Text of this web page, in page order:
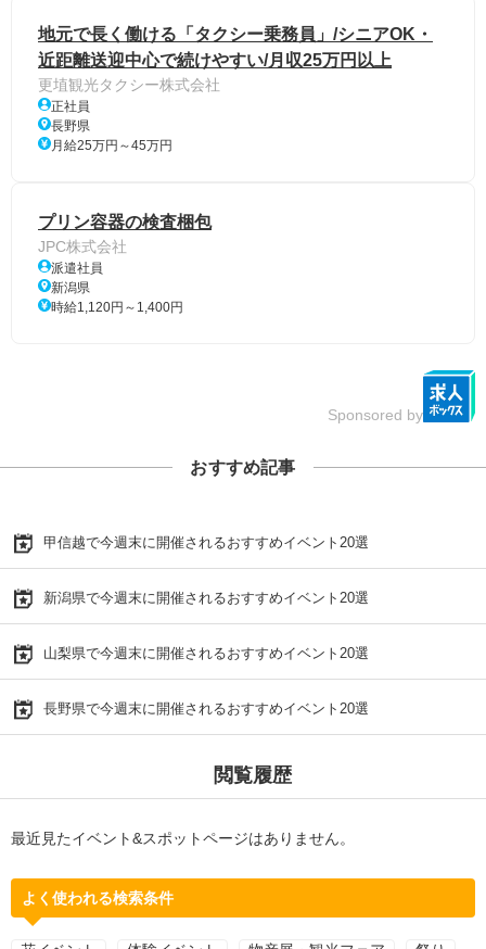
地元で長く働ける「タクシー乗務員」/シニアOK・
近距離送迎中心で続けやすい/月収25万円以上
更埴観光タクシー株式会社
正社員
長野県
月給25万円～45万円
プリン容器の検査梱包
JPC株式会社
派遣社員
新潟県
時給1,120円～1,400円
Sponsored by
おすすめ記事
甲信越で今週末に開催されるおすすめイベント20選
新潟県で今週末に開催されるおすすめイベント20選
山梨県で今週末に開催されるおすすめイベント20選
長野県で今週末に開催されるおすすめイベント20選
閲覧履歴
最近見たイベント&スポットページはありません。
よく使われる検索条件